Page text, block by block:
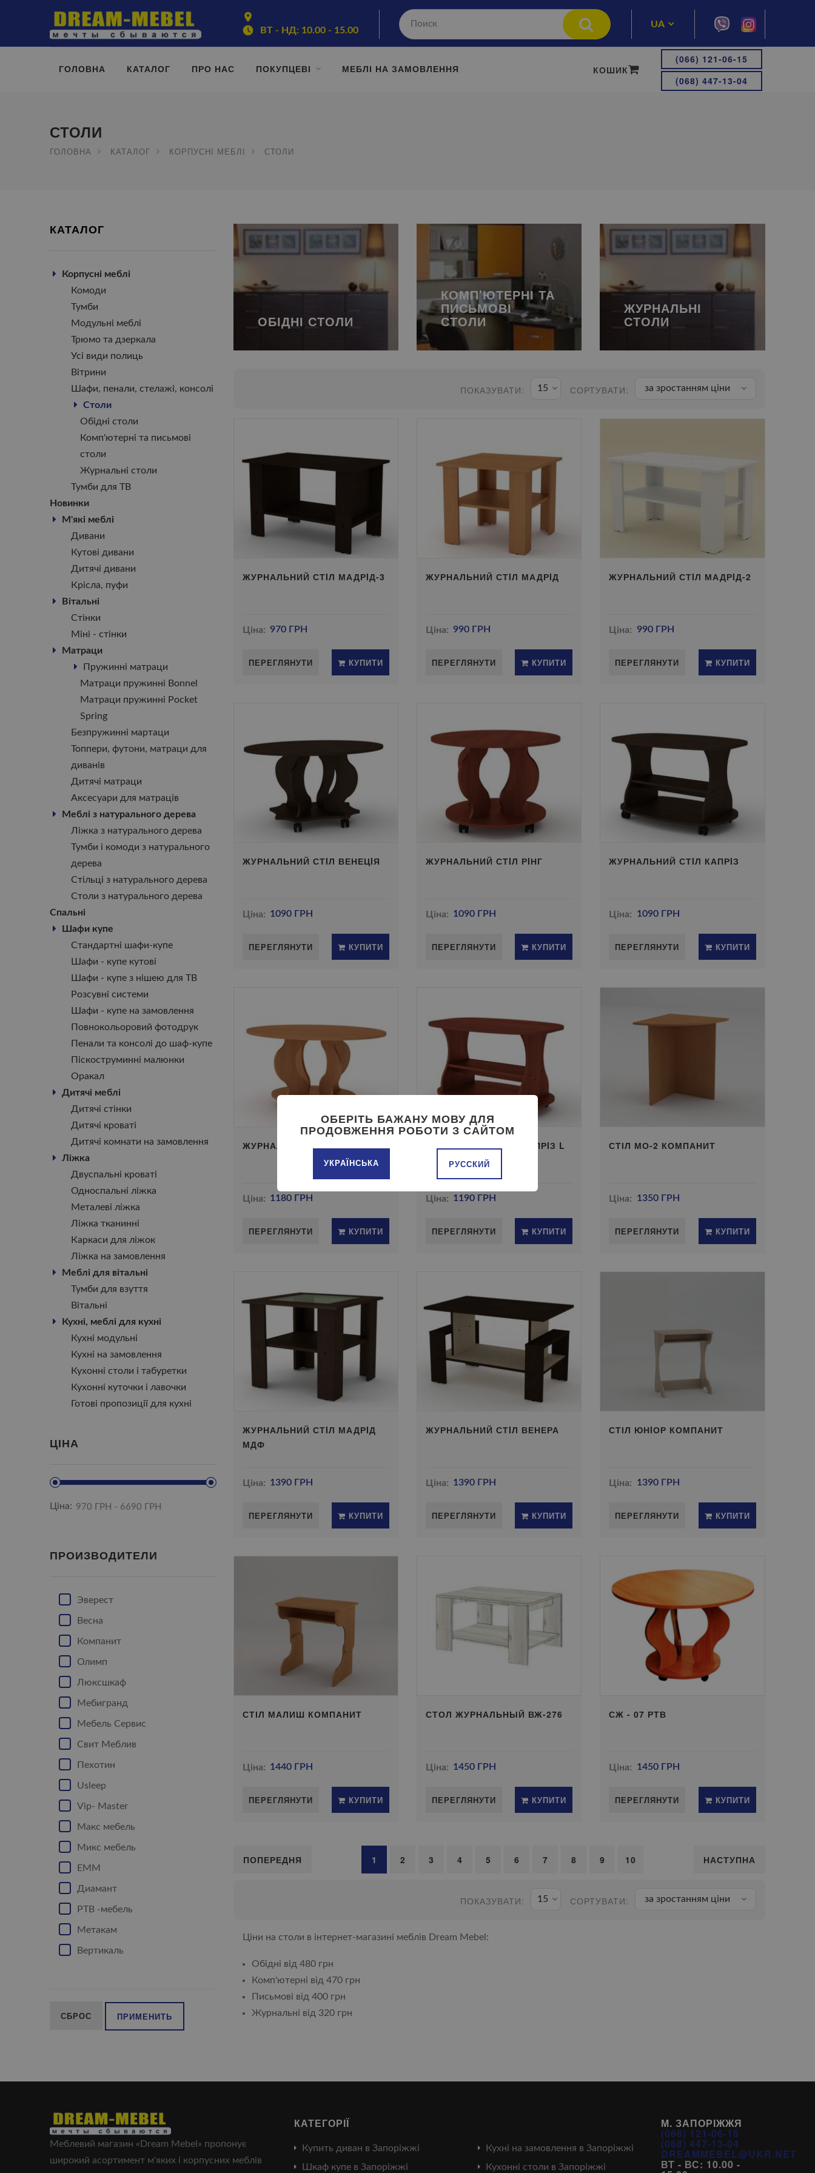
ВТ - НД: 10.00 - 15.00
UA
ГОЛОВНА КАТАЛОГ ПРО НАС ПОКУПЦЕВІ МЕБЛІ НА ЗАМОВЛЕННЯ
(066) 121-06-15
(068) 447-13-04
КОШИК
СТОЛИ
ГОЛОВНА КАТАЛОГ КОРПУСНІ МЕБЛІ СТОЛИ
КАТАЛОГ
Корпусні меблі
Комоди
Тумби
Модульні меблі
Трюмо та дзеркала
Усі види полиць
Вітрини
Шафи, пенали, стелажі, консолі
Столи
Обідні столи
Комп'ютерні та письмові
столи
Журнальні столи
Тумби для ТВ
Новинки
М'які меблі
Дивани
Кутові дивани
Дитячі дивани
Крісла, пуфи
Вітальні
Стінки
Міні - стінки
Матраци
Пружинні матраци
Матраци пружинні Bonnel
Матраци пружинні Pocket
Spring
Безпружинні мартаци
Топпери, футони, матраци для
диванів
Дитячі матраци
Аксесуари для матраців
Меблі з натурального дерева
Ліжка з натурального дерева
Тумби і комоди з натурального
дерева
Стільці з натурального дерева
Столи з натурального дерева
Спальні
Шафи купе
Стандартні шафи-купе
Шафи - купе кутові
Шафи - купе з нішею для ТВ
Розсувні системи
Шафи - купе на замовлення
Повнокольоровий фотодрук
Пенали та консолі до шаф-купе
Піскоструминні малюнки
Оракал
Дитячі меблі
Дитячі стінки
Дитячі кроваті
Дитячі комнати на замовлення
Ліжка
Двуспальні кроваті
Односпальні ліжка
Металеві ліжка
Ліжка тканинні
Каркаси для ліжок
Ліжка на замовлення
Меблі для вітальні
Тумби для взуття
Вітальні
Кухні, меблі для кухні
Кухні модульні
Кухні на замовлення
Кухонні столи і табуретки
Кухонні куточки і лавочки
Готові пропозиції для кухні
ЦІНА
Ціна:
ПРОИЗВОДИТЕЛИ
Эверест
Весна
Компанит
Олимп
Люксшкаф
Мебигранд
Мебель Сервис
Свит Меблив
Пехотин
Usleep
Vip- Master
Макс мебель
Микс мебель
ЕММ
Диамант
РТВ -мебель
Метакам
Вертикаль
СБРОС ПРИМЕНИТЬ
ОБІДНІ СТОЛИ
КОМП'ЮТЕРНІ ТА
ПИСЬМОВІ
СТОЛИ
ЖУРНАЛЬНІ
СТОЛИ
ПОКАЗУВАТИ: 15 СОРТУВАТИ: за зростанням ціни
ЖУРНАЛЬНИЙ СТIЛ МАДРIД-3
Ціна: 970 ГРН
ПЕРЕГЛЯНУТИ КУПИТИ
ЖУРНАЛЬНИЙ СТIЛ МАДРIД
Ціна: 990 ГРН
ПЕРЕГЛЯНУТИ КУПИТИ
ЖУРНАЛЬНИЙ СТIЛ МАДРIД-2
Ціна: 990 ГРН
ПЕРЕГЛЯНУТИ КУПИТИ
ЖУРНАЛЬНИЙ СТIЛ ВЕНЕЦIЯ
Ціна: 1090 ГРН
ПЕРЕГЛЯНУТИ КУПИТИ
ЖУРНАЛЬНИЙ СТIЛ РIНГ
Ціна: 1090 ГРН
ПЕРЕГЛЯНУТИ КУПИТИ
ЖУРНАЛЬНИЙ СТIЛ КАПРIЗ
Ціна: 1090 ГРН
ПЕРЕГЛЯНУТИ КУПИТИ
ЖУРНАЛЬНИЙ СТIЛ ВЕНЕЦIЯ-2
Ціна: 1180 ГРН
ПЕРЕГЛЯНУТИ КУПИТИ
ЖУРНАЛЬНИЙ СТIЛ КАПРIЗ L
Ціна: 1190 ГРН
ПЕРЕГЛЯНУТИ КУПИТИ
СТІЛ МО-2 КОМПАНИТ
Ціна: 1350 ГРН
ПЕРЕГЛЯНУТИ КУПИТИ
ЖУРНАЛЬНИЙ СТIЛ МАДРIД
МДФ
Ціна: 1390 ГРН
ПЕРЕГЛЯНУТИ КУПИТИ
ЖУРНАЛЬНИЙ СТIЛ ВЕНЕРА
Ціна: 1390 ГРН
ПЕРЕГЛЯНУТИ КУПИТИ
СТІЛ ЮНIОР КОМПАНИТ
Ціна: 1390 ГРН
ПЕРЕГЛЯНУТИ КУПИТИ
СТІЛ МАЛИШ КОМПАНИТ
Ціна: 1440 ГРН
ПЕРЕГЛЯНУТИ КУПИТИ
СТОЛ ЖУРНАЛЬНЫЙ ВЖ-276
Ціна: 1450 ГРН
ПЕРЕГЛЯНУТИ КУПИТИ
СЖ - 07 РТВ
Ціна: 1450 ГРН
ПЕРЕГЛЯНУТИ КУПИТИ
ПОПЕРЕДНЯ 1 2 3 4 5 6 7 8 9 10 НАСТУПНА
ПОКАЗУВАТИ: 15 СОРТУВАТИ: за зростанням ціни
Ціни на столи в інтернет-магазині меблів Dream Mebel:
Обідні від 480 грн
Комп'ютерні від 470 грн
Письмові від 400 грн
Журнальні від 320 грн
Меблевий магазин «Dream Mebel» пропонує
широкий асортимент м'яких і корпусних меблів
КАТЕГОРІЇ
Купить диван в Запоріжжі
Шкаф купе в Запоріжжі
Кухні на замовлення в Запоріжжі
Кухонні столи в Запоріжжі
М. ЗАПОРІЖЖЯ
(066) 121-06-15
(068) 447-13-04
DREAMMEBEL@UKR.NET
ВТ - ВС: 10.00 -
ОБЕРІТЬ БАЖАНУ МОВУ ДЛЯ
ПРОДОВЖЕННЯ РОБОТИ З САЙТОМ
УКРАЇНСЬКА РУССКИЙ